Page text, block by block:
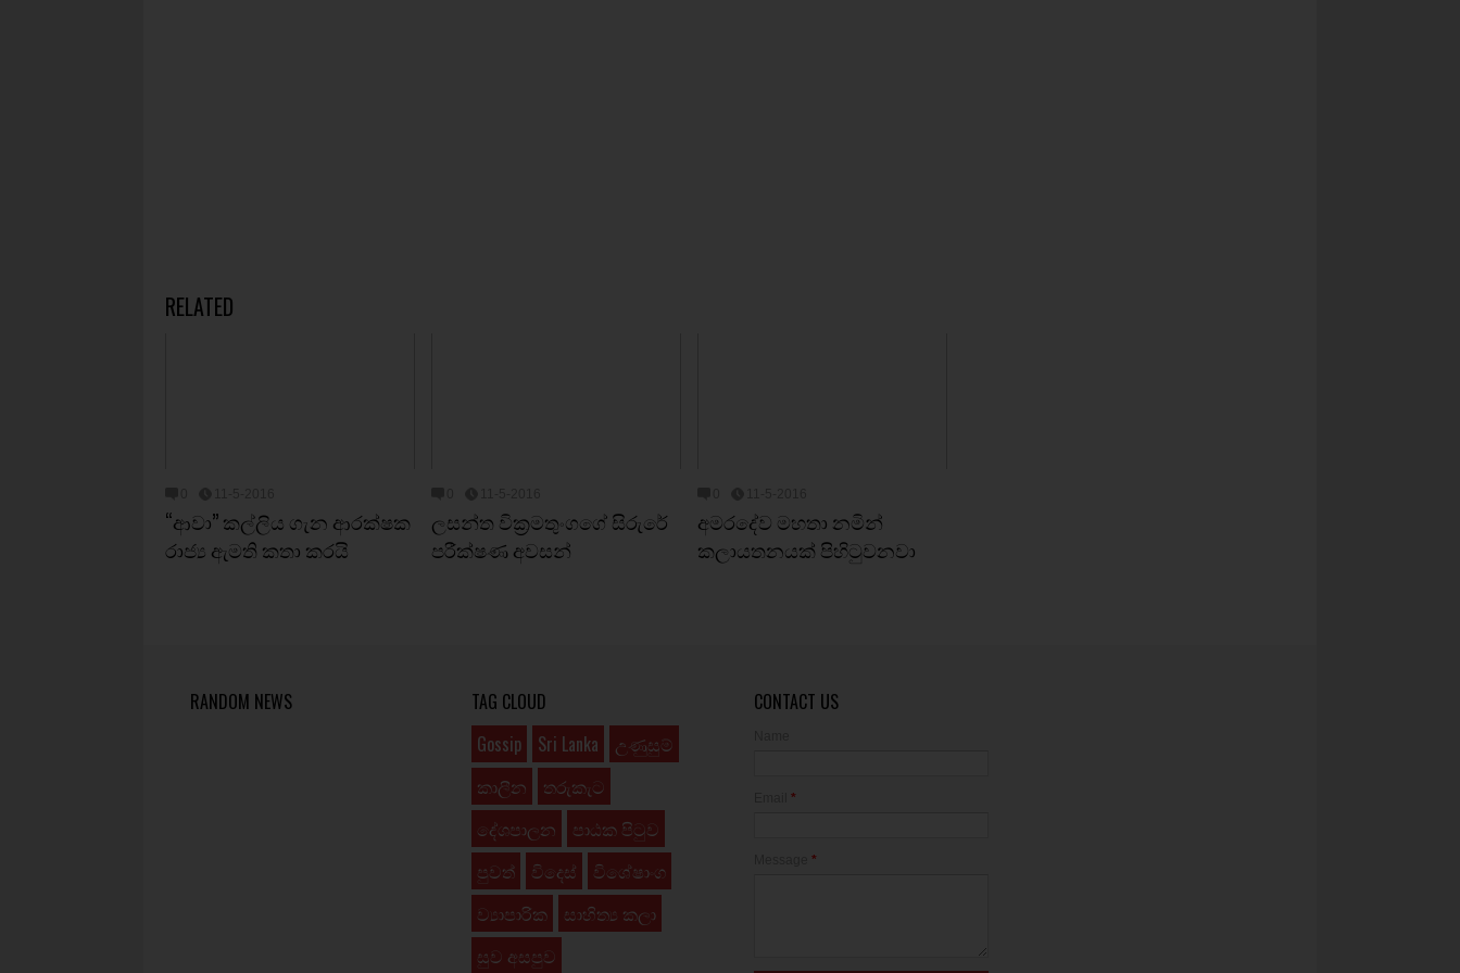
RELATED
“ආවා” කල්ලිය ගැන ආරක්ෂක
රාජ්‍ය ඇමති කතා කරයි
ලසන්ත වික්‍රමතුංගගේ සිරුරේ
පරීක්ෂණ අවසන්
අමරදේව මහතා නමින්
කලායතනයක් පිහිටුවනවා
RANDOM NEWS
TAG CLOUD
Gossip
Sri Lanka
උණුසුම්
කාලීන
තරුකැට
දේශපාලන
පාඨක පිටුව
පුවත්
විදෙස්
විශේෂාංග
ව්‍යාපාරික
සාහිත්‍ය කලා
සුව අසපුව
CONTACT US
*
*